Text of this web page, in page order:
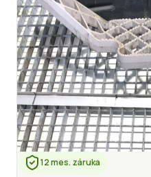
12 mes. záruka